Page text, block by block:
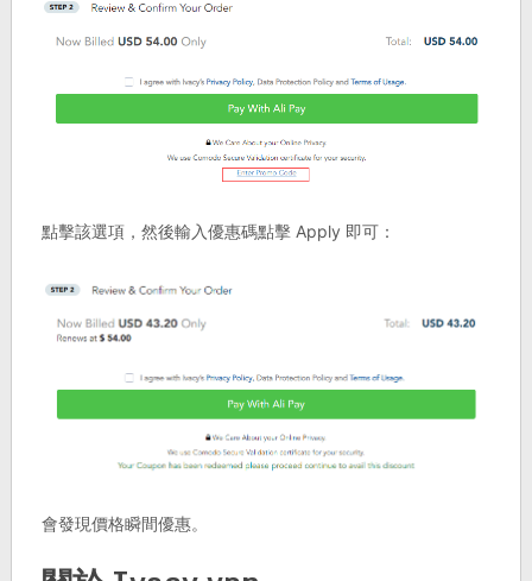
點擊該選項，然後輸入優惠碼點擊 Apply 即可：
會發現價格瞬間優惠。